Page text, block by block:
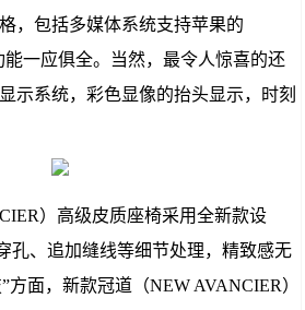
，包括多媒体系统支持苹果的
一应俱全。当然，最令人惊喜的还
示系统，彩色显像的抬头显示，时刻
）高级皮质座椅采用全新款设
孔、追加缝线等细节处理，精致感无
方面，新款冠道（NEW AVANCIER）